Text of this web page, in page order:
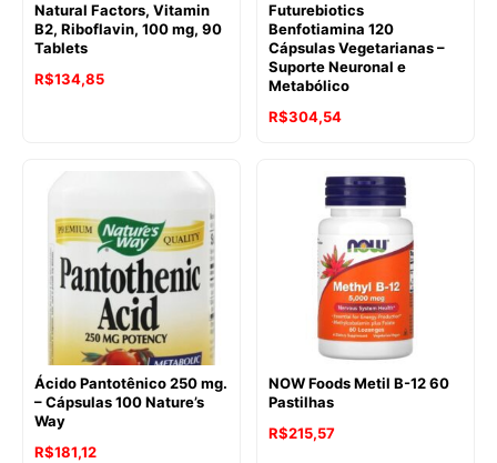
Natural Factors, Vitamin
B2, Riboflavin, 100 mg, 90
Tablets
R$134,85
Futurebiotics
Benfotiamina 120
Cápsulas Vegetarianas –
Suporte Neuronal e
Metabólico
R$304,54
Ácido Pantotênico 250 mg.
– Cápsulas 100 Nature’s
Way
R$181,12
NOW Foods Metil B-12 60
Pastilhas
R$215,57